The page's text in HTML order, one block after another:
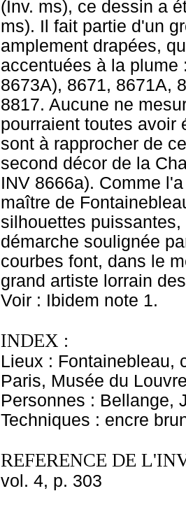
(Inv. ms), ce dessin a
ms). Il fait partie d'un
amplement drapées,
accentuées à la plume
8673A), 8671, 8671A,
8817. Aucune ne
pourraient toutes avoir
sont à rapprocher de
second décor de la
INV 8666a). Comme
maître de
silhouettes
démarche soulignée
courbes font, dans le
grand artiste lorrain
Voir : Ibidem note 1.
INDEX :
Lieux : Fontainebleau,
Paris, Musée du
Personnes : Bellange,
Techniques : encre
REFERENCE DE
vol. 4, p. 303